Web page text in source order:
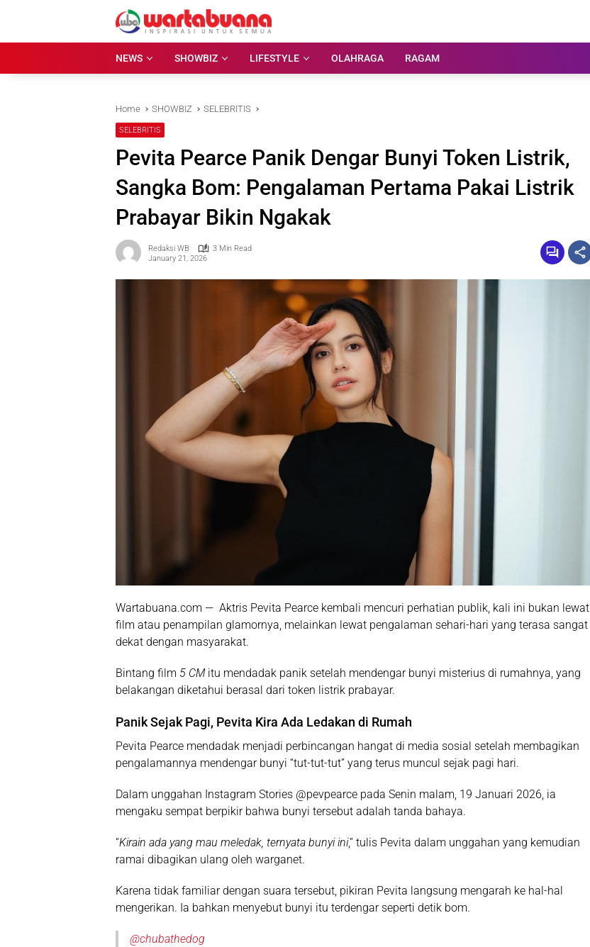
NEWS
SHOWBIZ LIFESTYLE OLAHRAGA RAGAM
Home SHOWBIZ SELEBRITIS
SELEBRITIS
Pevita Pearce Panik Dengar Bunyi Token Listrik,
Sangka Bom: Pengalaman Pertama Pakai Listrik
Prabayar Bikin Ngakak
Redaksi WB
3 Min Read
January 21, 2026
Wartabuana.com — Aktris Pevita Pearce kembali mencuri perhatian publik, kali ini bukan lewat
film atau penampilan glamornya, melainkan lewat pengalaman sehari-hari yang terasa sangat
dekat dengan masyarakat.
Bintang film 5 CMitu mendadak panik setelah mendengar bunyi misterius di rumahnya, yang
belakangan diketahui berasal dari token listrik prabayar.
Panik Sejak Pagi, Pevita Kira Ada Ledakan di Rumah
Pevita Pearce mendadak menjadi perbincangan hangat di media sosial setelah membagikan
pengalamannya mendengar bunyi “tut-tut-tut” yang terus muncul sejak pagi hari.
Dalam unggahan Instagram Stories @pevpearce pada Senin malam, 19 Januari 2026, ia
mengaku sempat berpikir bahwa bunyi tersebut adalah tanda bahaya.
“Kirain ada yang mau meledak, ternyata bunyi ini,” tulis Pevita dalam unggahan yang kemudian
ramai dibagikan ulang oleh warganet.
Karena tidak familiar dengan suara tersebut, pikiran Pevita langsung mengarah ke hal-hal
mengerikan. Ia bahkan menyebut bunyi itu terdengar seperti detik bom.
@chubathedog